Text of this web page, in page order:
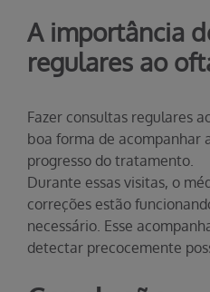
A importância
regulares ao
Fazer consultas regulares
boa forma de acompanhar
progresso do tratamento.
Durante essas visitas, o
correções estão
necessário. Esse
detectar precocemente